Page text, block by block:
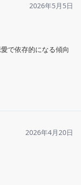
2026年5月5日
で依存的になる傾向
2026年4月20日